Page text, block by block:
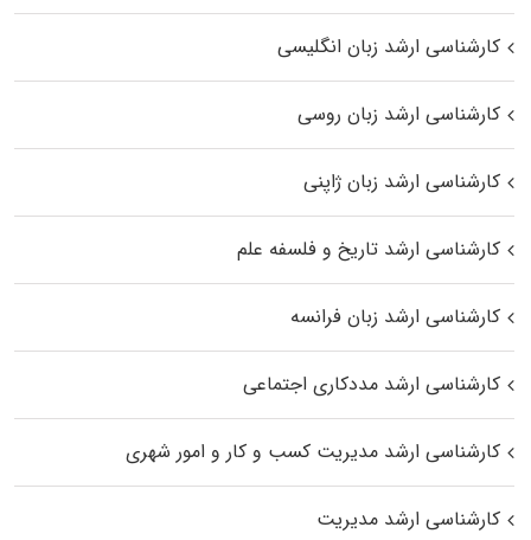
کارشناسی ارشد زبان انگلیسی
کارشناسی ارشد زبان روسی
کارشناسی ارشد زبان ژاپنی
کارشناسی ارشد تاریخ و فلسفه علم
کارشناسی ارشد زبان فرانسه
کارشناسی ارشد مددکاری اجتماعی
کارشناسی ارشد مدیریت کسب و کار و امور شهری
کارشناسی ارشد مدیریت